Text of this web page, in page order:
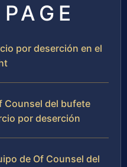
por deserción en el
Counsel del bufete
por deserción
de Of Counsel del